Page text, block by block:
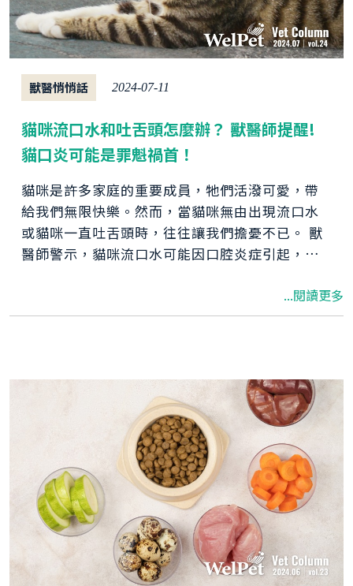
獸醫悄悄話 2024-07-11
貓咪流口水和吐舌頭怎麼辦？ 獸醫師提醒!
貓口炎可能是罪魁禍首！
貓咪是許多家庭的重要成員，牠們活潑可愛，帶
給我們無限快樂。然而，當貓咪無由出現流口水
或貓咪一直吐舌頭時，往往讓我們擔憂不已。 獸
醫師警示，貓咪流口水可能因口腔炎症引起，而
這些症狀皆可能是貓口炎徵兆，需要及時處理治
療。了解這些症狀的原因及治療方式，對飼主至
...閱讀更多